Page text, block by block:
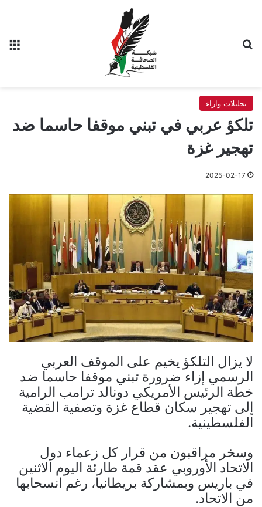
تحليلات واراء
تلكؤ عربي في تبني موقفا حاسما ضد
تهجير غزة
2025-02-17
لا يزال التلكؤ يخيم على الموقف العربي
الرسمي إزاء ضرورة تبني موقفا حاسما ضد
خطة الرئيس الأمريكي دونالد ترامب الرامية
إلى تهجير سكان قطاع غزة وتصفية القضية
الفلسطينية.
وسخر مراقبون من قرار كل زعماء دول
الاتحاد الأوروبي عقد قمة طارئة اليوم الاثنين
في باريس وبمشاركة بريطانيا، رغم انسحابها
من الاتحاد.